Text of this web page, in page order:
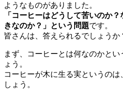
ようなものがありました。
「コーヒーはどうして苦いのか
きなのか？」という問題です。
皆さんは、答えられるでしょうか
まず、コーヒーとは何なのかと
ょう。
コーヒーが木に生る実というの
しょう。